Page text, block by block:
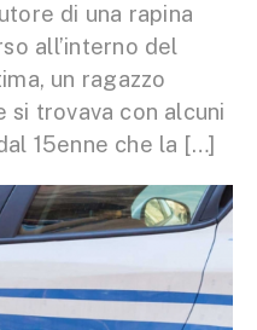
di una rapina
all’interno del
un ragazzo
si trovava con alcuni
15enne che la […]